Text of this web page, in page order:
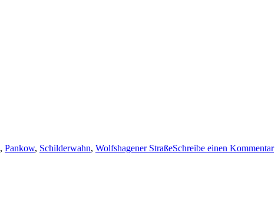
, Pankow, Schilderwahn, Wolfshagener StraßeSchreibe einen Kommentarzu